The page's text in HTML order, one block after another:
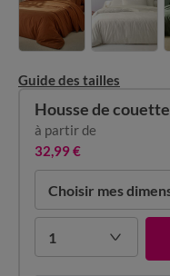
Guide des tailles
Choisir mes
1
Housse de couette
à partir de
32,99 €